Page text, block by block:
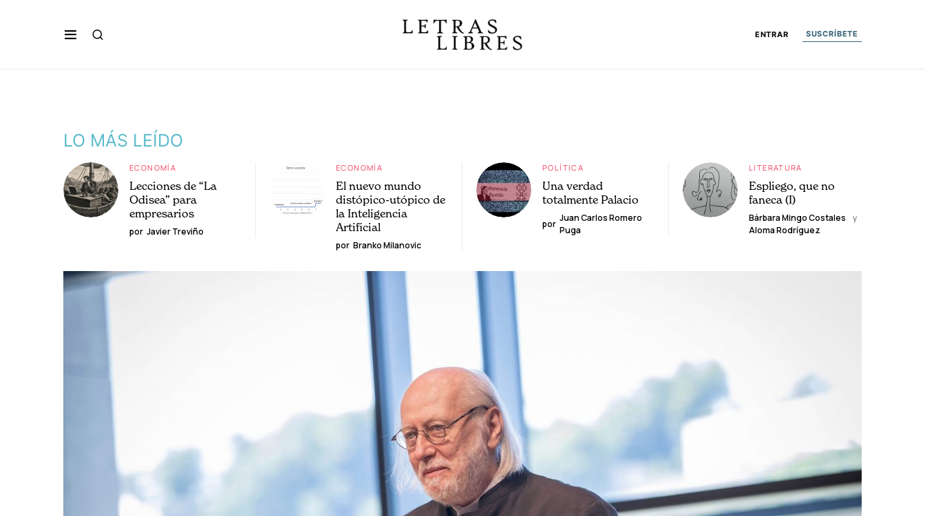
ENTRAR SUSCRÍBETE
LO MÁS LEÍDO
ECONOMÍA
Lecciones de “La
Odisea” para
empresarios
por Javier Treviño
ECONOMÍA
El nuevo mundo
distópico-utópico de
la Inteligencia
Artificial
por Branko Milanovic
POLÍTICA
Una verdad
totalmente Palacio
por
Juan Carlos Romero
Puga
LITERATURA
Espliego, que no
faneca (I)
Bárbara Mingo Costales
y
Aloma Rodríguez